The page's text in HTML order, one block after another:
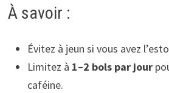
À savoir :
Évitez à jeun si vous avez
Limitez à 1–2 bols par jour
caféine.